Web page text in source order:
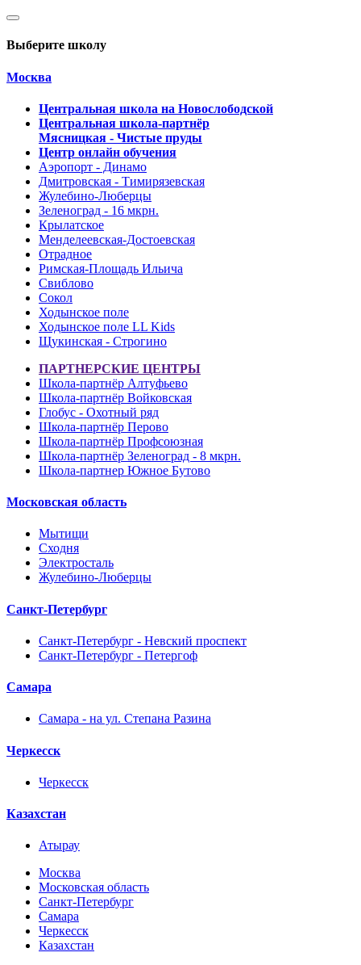
Выберите школу
Москва
Центральная школа на Новослободской
Центральная школа-партнёр
Мясницкая - Чистые пруды
Центр онлайн обучения
Аэропорт - Динамо
Дмитровская - Тимирязевская
Жулебино-Люберцы
Зеленоград - 16 мкрн.
Крылатское
Менделеевская-Достоевская
Отрадное
Римская-Площадь Ильича
Свиблово
Сокол
Ходынское поле
Ходынское поле LL Kids
Щукинская - Строгино
ПАРТНЕРСКИЕ ЦЕНТРЫ
Школа-партнёр Алтуфьево
Школа-партнёр Войковская
Глобус - Охотный ряд
Школа-партнёр Перово
Школа-партнёр Профсоюзная
Школа-партнёр Зеленоград - 8 мкрн.
Школа-партнер Южное Бутово
Московская область
Мытищи
Сходня
Электросталь
Жулебино-Люберцы
Санкт-Петербург
Санкт-Петербург - Невский проспект
Санкт-Петербург - Петергоф
Самара
Самара - на ул. Степана Разина
Черкесск
Черкесск
Казахстан
Атырау
Москва
Московская область
Санкт-Петербург
Самара
Черкесск
Казахстан